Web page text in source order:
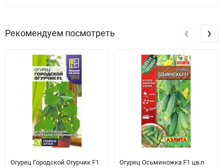
Рекомендуем посмотреть
Огурец Городской Огурчик F1
Огурец Осьминожка F1 цв.п
‹ ›